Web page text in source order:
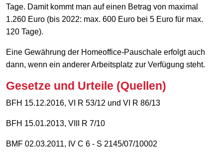
Tage. Damit kommt man auf einen Betrag von maximal
1.260 Euro (bis 2022: max. 600 Euro bei 5 Euro für max.
120 Tage).
Eine Gewährung der Homeoffice-Pauschale erfolgt auch
dann, wenn ein anderer Arbeitsplatz zur Verfügung steht.
Gesetze und Urteile (Quellen)
BFH 15.12.2016, VI R 53/12 und VI R 86/13
BFH 15.01.2013, VIII R 7/10
BMF 02.03.2011, IV C 6 - S 2145/07/10002